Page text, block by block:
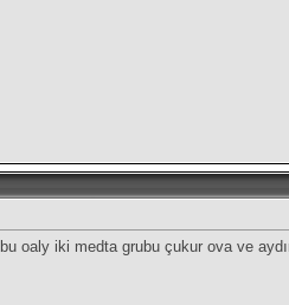
oaly iki medta grubu çukur ova ve